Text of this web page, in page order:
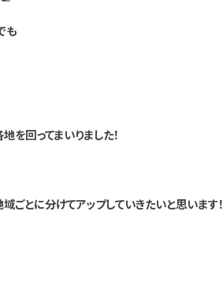
も
回ってまいりました！
とに分けてアップしていきたいと思います！